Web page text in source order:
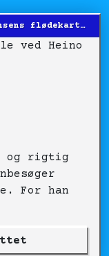
Man skal ikke pille ved Heino Hansens flødekartofler
og rigtig
For han